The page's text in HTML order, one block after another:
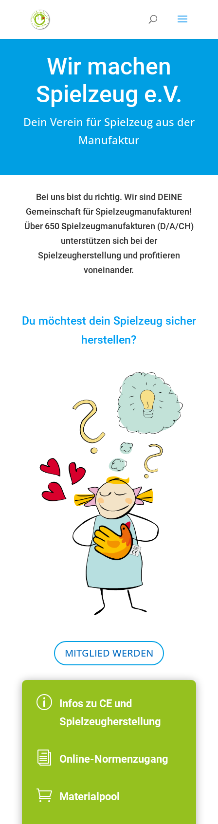
Wir machen
Spielzeug e.V.
Dein Verein für Spielzeug aus der
Manufaktur
Bei uns bist du richtig. Wir sind DEINE
Gemeinschaft für Spielzeugmanufakturen!
Über 650 Spielzeugmanufakturen (D/A/CH)
unterstützen sich bei der
Spielzeugherstellung und profitieren
voneinander.
Du möchtest dein Spielzeug sicher
herstellen?
MITGLIED WERDEN
p
Infos zu CE und
Spielzeugherstellung
i Online-Normenzugang
 Materialpool